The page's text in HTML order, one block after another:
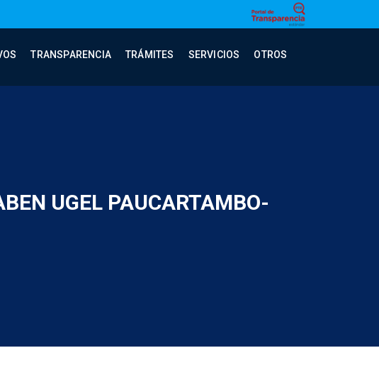
TRANSPARENCIA TRÁMITES SERVICIOS OTROS
UGEL PAUCARTAMBO-